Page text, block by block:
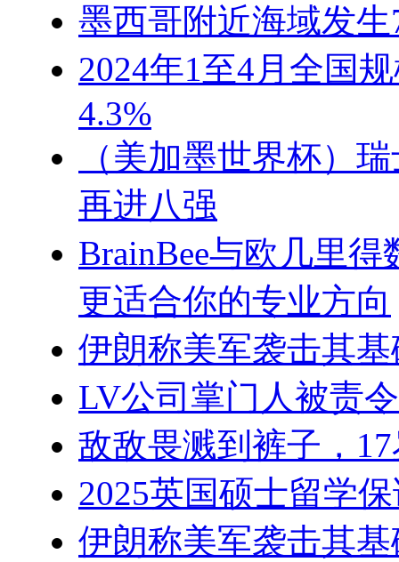
墨西哥附近海域发
2024年1至4月全国
4.3%
（美加墨世界杯）
再进八强
BrainBee与欧几里
更适合你的专业方向
伊朗称美军袭击其
LV公司掌门人被责
敌敌畏溅到裤子，
2025英国硕士留学
伊朗称美军袭击其